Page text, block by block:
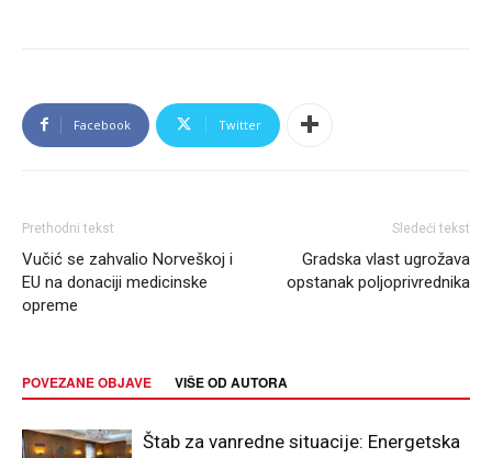
Facebook Twitter
Prethodni tekst
Vučić se zahvalio Norveškoj i
EU na donaciji medicinske
opreme
Sledeći tekst
Gradska vlast ugrožava
opstanak poljoprivrednika
POVEZANE OBJAVE VIŠE OD AUTORA
Štab za vanredne situacije: Energetska